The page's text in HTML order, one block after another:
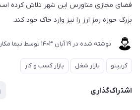
فضای مجازی متاورس این شهر تلاش کرده
بزرگ حوزه رمز ارز را نیز وارد خاک خود کند.
نوشته شده در 19 آبان 1403 توسط نیما
کریپتو بازار شغل بازار کسب و کار
اشتراک‌گذاری